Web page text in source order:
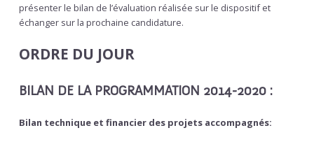
présenter le bilan de l’évaluation réalisée sur le dispositif et
échanger sur la prochaine candidature.
ORDRE DU JOUR
BILAN DE LA PROGRAMMATION 2014-2020 :
Bilan technique et financier des projets accompagnés: